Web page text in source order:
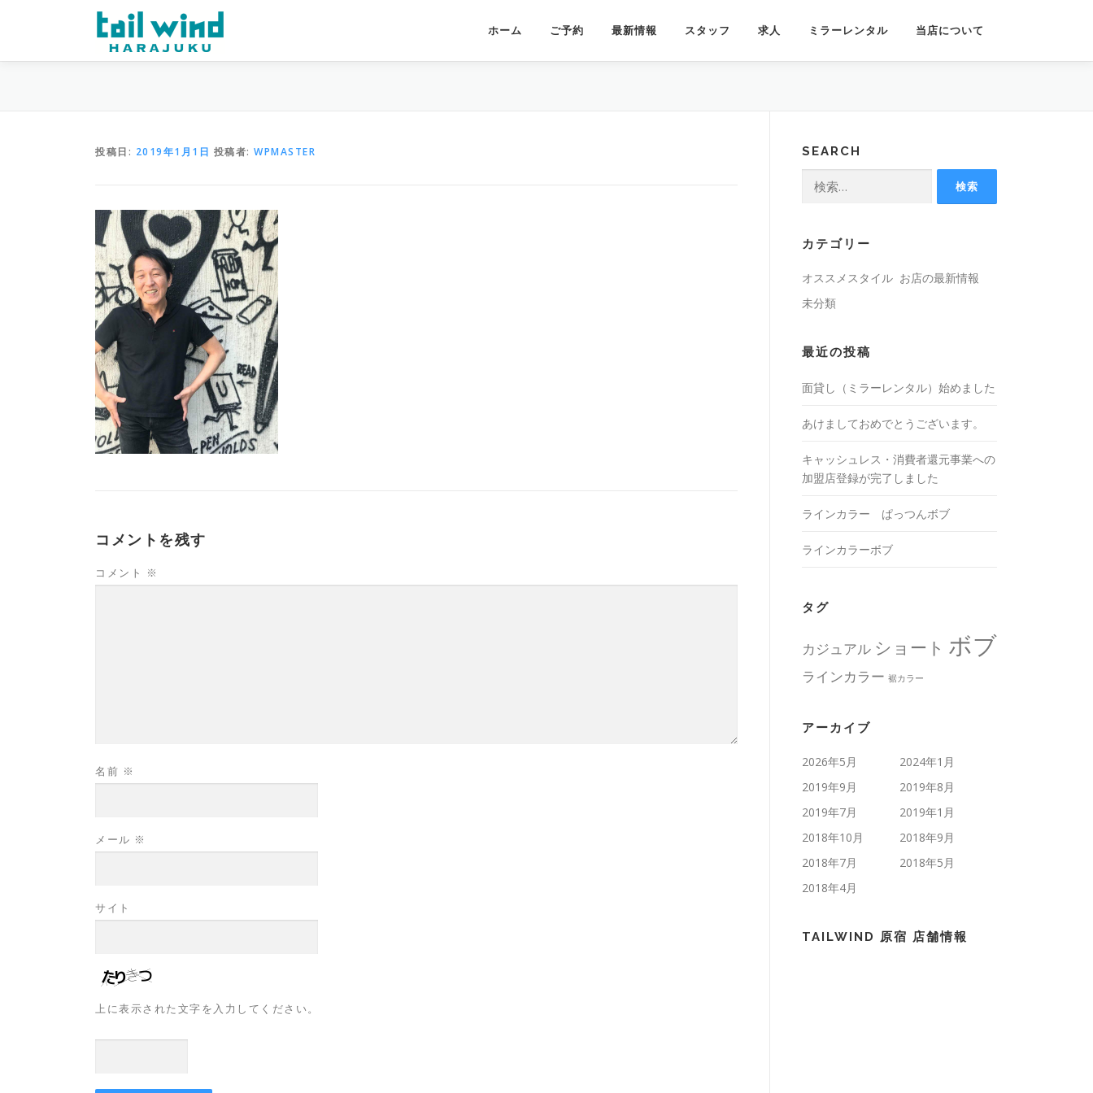
ン
ホーム ご予約 最新情報 スタッフ 求人 ミラーレンタル 当店について
投稿日: 2019年1月1日 投稿者: WPMASTER
コメントを残す
コメント ※
名前 ※
メール ※
サイト
上に表示された文字を入力してください。
SEARCH
カテゴリー
オススメスタイル お店の最新情報
未分類
最近の投稿
面貸し（ミラーレンタル）始めました
あけましておめでとうございます。
キャッシュレス・消費者還元事業への
加盟店登録が完了しました
ラインカラー ぱっつんボブ
ラインカラーボブ
タグ
カジュアル ショート ボブ
ラインカラー 裾カラー
アーカイブ
2026年5月
2024年1月
2019年9月
2019年8月
2019年7月
2019年1月
2018年10月
2018年9月
2018年7月
2018年5月
2018年4月
TAILWIND 原宿 店舗情報